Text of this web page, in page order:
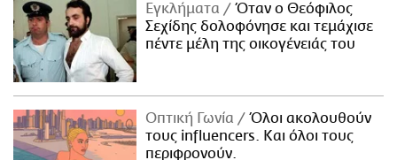
Εγκλήματα
Όταν ο Θεόφιλος
Σεχίδης δολοφόνησε και τεμάχισε
πέντε μέλη της οικογένειάς του
Οπτική Γωνία
Όλοι ακολουθούν
τους influencers. Και όλοι τους
περιφρονούν.